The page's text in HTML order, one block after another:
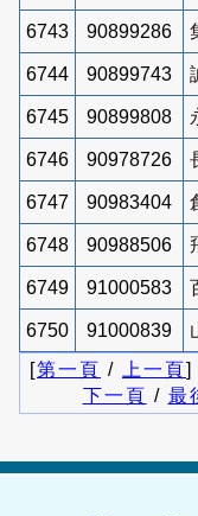
6743 90899286
6744 90899743
6745 90899808
6746 90978726
6747 90983404
6748 90988506
6749 91000583
6750 91000839
[第一頁 / 上一頁]
下一頁 / 最